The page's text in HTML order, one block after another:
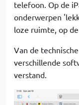
telefoon. Op de
onderwerpen
loze ruimte, op
Van de
verschillende
verstand.